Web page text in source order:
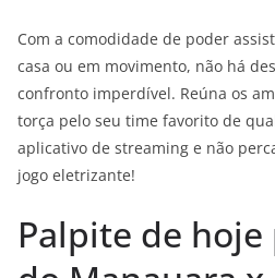
Com a comodidade de poder
casa ou em movimento, não há
confronto imperdível. Reúna os
torça pelo seu time favorito de
aplicativo de streaming e não
jogo eletrizante!
Palpite de